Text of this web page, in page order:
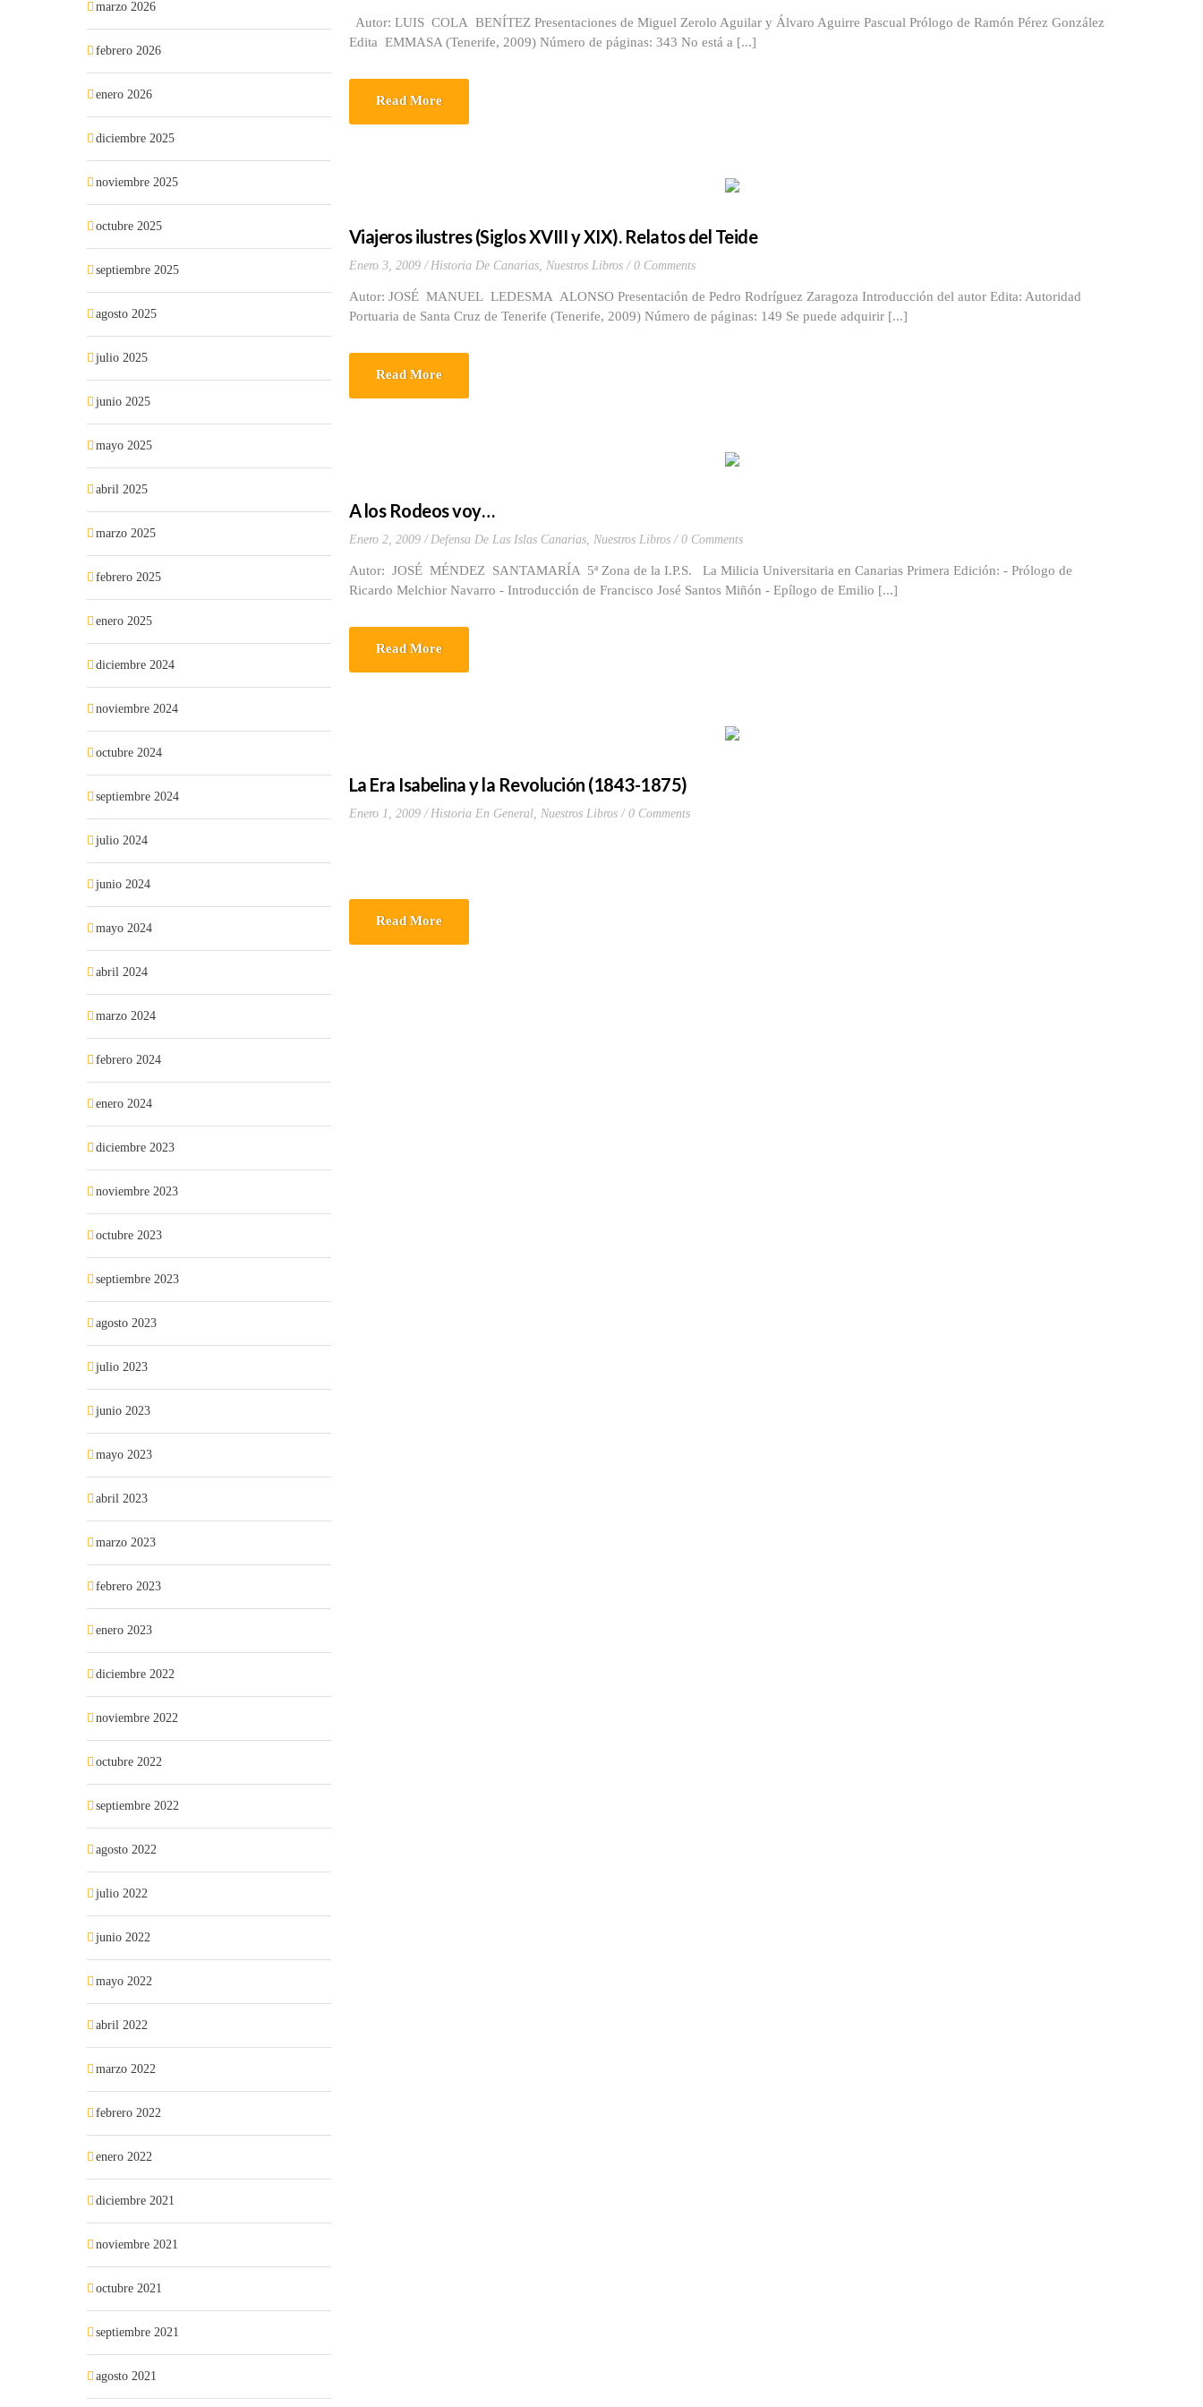
Autor: LUIS COLA BENÍTEZ Presentaciones de Miguel Zerolo Aguilar y Álvaro Aguirre Pascual Prólogo de Ramón Pérez González
Edita EMMASA (Tenerife, 2009) Número de páginas: 343 No está a [...]
Read More
Viajeros ilustres (Siglos XVIII y XIX). Relatos del Teide
Enero 3, 2009 Historia De Canarias, Nuestros Libros 0 Comments
Autor: JOSÉ MANUEL LEDESMA ALONSO Presentación de Pedro Rodríguez Zaragoza Introducción del autor Edita: Autoridad
Portuaria de Santa Cruz de Tenerife (Tenerife, 2009) Número de páginas: 149 Se puede adquirir [...]
Read More
A los Rodeos voy…
Enero 2, 2009 Defensa De Las Islas Canarias, Nuestros Libros 0 Comments
Autor: JOSÉ MÉNDEZ SANTAMARÍA 5ª Zona de la I.P.S. La Milicia Universitaria en Canarias Primera Edición: - Prólogo de
Ricardo Melchior Navarro - Introducción de Francisco José Santos Miñón - Epílogo de Emilio [...]
Read More
La Era Isabelina y la Revolución (1843-1875)
Enero 1, 2009 Historia En General, Nuestros Libros 0 Comments
Read More
marzo 2026
febrero 2026
enero 2026
diciembre 2025
noviembre 2025
octubre 2025
septiembre 2025
agosto 2025
julio 2025
junio 2025
mayo 2025
abril 2025
marzo 2025
febrero 2025
enero 2025
diciembre 2024
noviembre 2024
octubre 2024
septiembre 2024
julio 2024
junio 2024
mayo 2024
abril 2024
marzo 2024
febrero 2024
enero 2024
diciembre 2023
noviembre 2023
octubre 2023
septiembre 2023
agosto 2023
julio 2023
junio 2023
mayo 2023
abril 2023
marzo 2023
febrero 2023
enero 2023
diciembre 2022
noviembre 2022
octubre 2022
septiembre 2022
agosto 2022
julio 2022
junio 2022
mayo 2022
abril 2022
marzo 2022
febrero 2022
enero 2022
diciembre 2021
noviembre 2021
octubre 2021
septiembre 2021
agosto 2021